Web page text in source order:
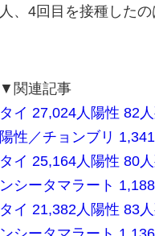
人、4回目を接種したの
▼関連記事
タイ 27,024人陽性 82
陽性／チョンブリ
タイ 25,164人陽性 80
ンシータマラート
タイ 21,382人陽性 83